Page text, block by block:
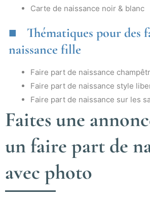
Carte de naissance noir & blanc
Thématiques pour des
naissance fille
Faire part de naissance
Faire part de naissance style
Faire part de naissance sur les
Faites une
un faire part de
avec photo